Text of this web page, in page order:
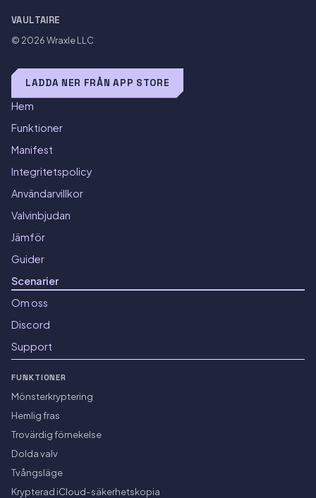
VAULTAIRE
© 2026Wraxle LLC
LADDA NER FRÅN APP STORE
Hem
Funktioner
Manifest
Integritetspolicy
Användarvillkor
Valvinbjudan
Jämför
Guider
Scenarier
Om oss
Discord
Support
FUNKTIONER
Mönsterkryptering
Hemlig fras
Trovärdig förnekelse
Dolda valv
Tvångsläge
Krypterad iCloud-säkerhetskopia